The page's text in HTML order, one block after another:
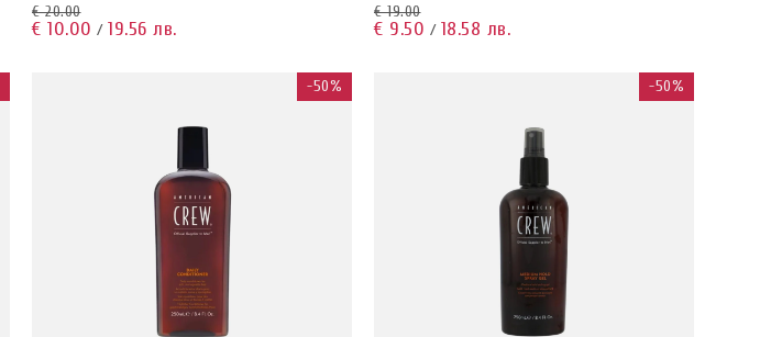
€ 20.00
€ 10.00 / 19.56 лв.
€ 19.00
€ 9.50 / 18.58 лв.
-50% -50%